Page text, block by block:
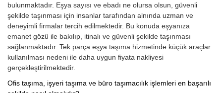
bulunmaktadır. Eşya sayısı ve ebadı ne olursa olsun, güvenli
şekilde taşınması için insanlar tarafından alnında uzman ve
deneyimli firmalar tercih edilmektedir. Bu konuda eşyanıza
emanet gözü ile bakılıp, itinalı ve güvenli şekilde taşınması
sağlanmaktadır. Tek parça eşya taşıma hizmetinde küçük araçlar
kullanılması nedeni ile daha uygun fiyata nakliyesi
gerçekleştirilmektedir.
Ofis taşıma, işyeri taşıma ve büro taşımacılık işlemleri en başarılı